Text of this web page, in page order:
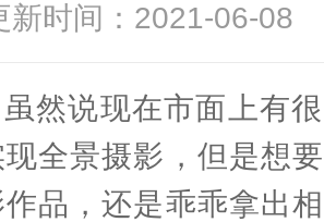
新时间：2021-06-
说现在市面上有很
全景摄影，但是想
品，还是乖乖拿出